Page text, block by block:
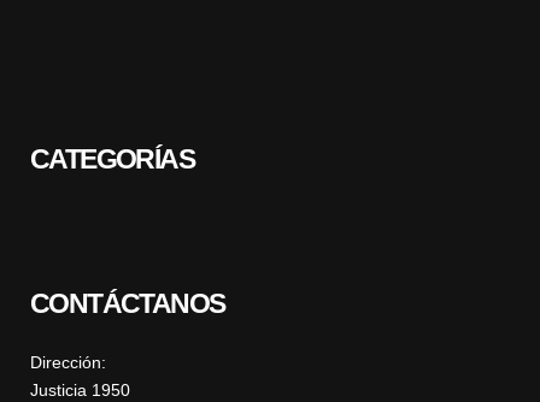
CATEGORÍAS
CONTÁCTANOS
Dirección:
Justicia 1950